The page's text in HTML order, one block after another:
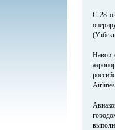
С 28
Навои